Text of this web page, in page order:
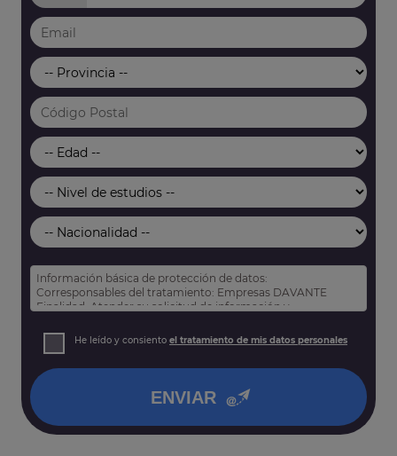
Información básica de protección de datos:
Corresponsables del tratamiento: Empresas DAVANTE
Finalidad: Atender su solicitud de información y
Derechos: Puede acceder, rectificar y suprimir sus datos,
así como otros derechos tal y como se explica en nuestra
He leído y consiento el tratamiento de mis datos personales
ENVIAR